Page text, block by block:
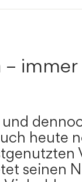
–
und
heute
seinen